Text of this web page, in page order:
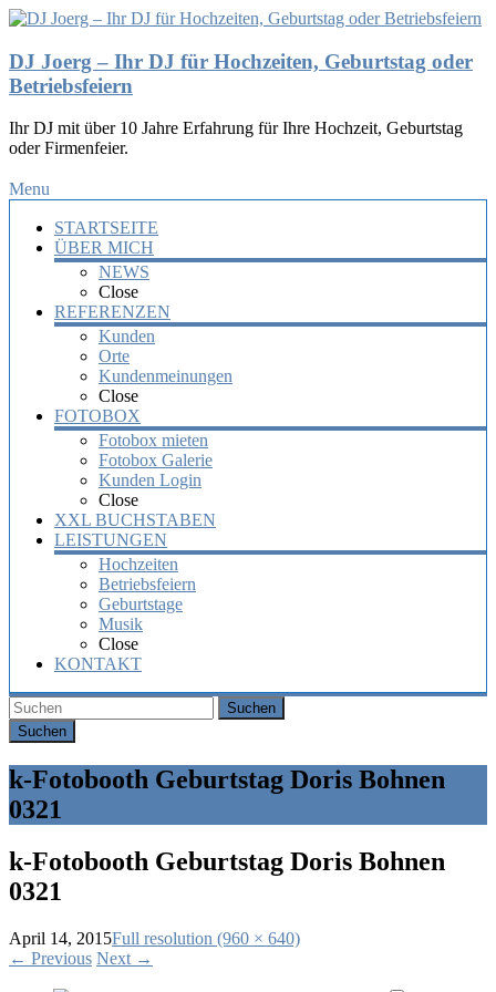
DJ Joerg – Ihr DJ für Hochzeiten, Geburtstag oder
Betriebsfeiern
Ihr DJ mit über 10 Jahre Erfahrung für Ihre Hochzeit, Geburtstag
oder Firmenfeier.
Menu
STARTSEITE
ÜBER MICH
NEWS
Close
REFERENZEN
Kunden
Orte
Kundenmeinungen
Close
FOTOBOX
Fotobox mieten
Fotobox Galerie
Kunden Login
Close
XXL BUCHSTABEN
LEISTUNGEN
Hochzeiten
Betriebsfeiern
Geburtstage
Musik
Close
KONTAKT
Suchen
k-Fotobooth Geburtstag Doris Bohnen
0321
k-Fotobooth Geburtstag Doris Bohnen
0321
April 14, 2015Full resolution (960 × 640)
← Previous Next →